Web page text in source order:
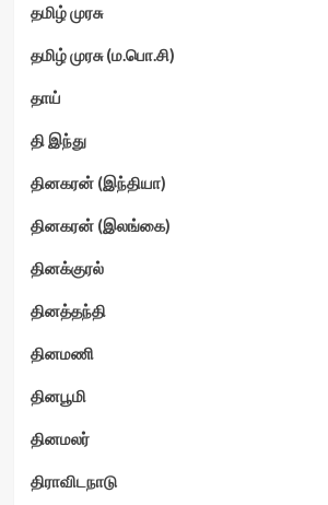
தமிழ் முரசு
தமிழ் முரசு (ம.பொ.சி)
தாய்
தி இந்து
தினகரன் (இந்தியா)
தினகரன் (இலங்கை)
தினக்குரல்
தினத்தந்தி
தினமணி
தினபூமி
தினமலர்
திராவிடநாடு